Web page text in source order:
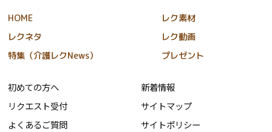
HOME
レク素材
レクネタ
レク動画
特集（介護レクNews）
プレゼント
初めての方へ
リクエスト受付
よくあるご質問
新着情報
サイトマップ
サイトポリシー